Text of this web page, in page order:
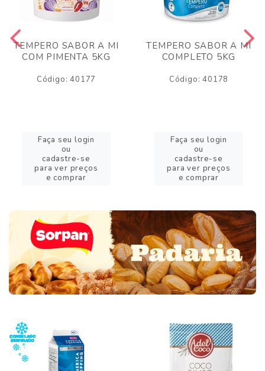
TEMPERO SABOR A MI
COM PIMENTA 5KG
Código: 40177
Faça seu login
ou
cadastre-se
para ver preços
e comprar
TEMPERO SABOR A MI
COMPLETO 5KG
Código: 40178
Faça seu login
ou
cadastre-se
para ver preços
e comprar